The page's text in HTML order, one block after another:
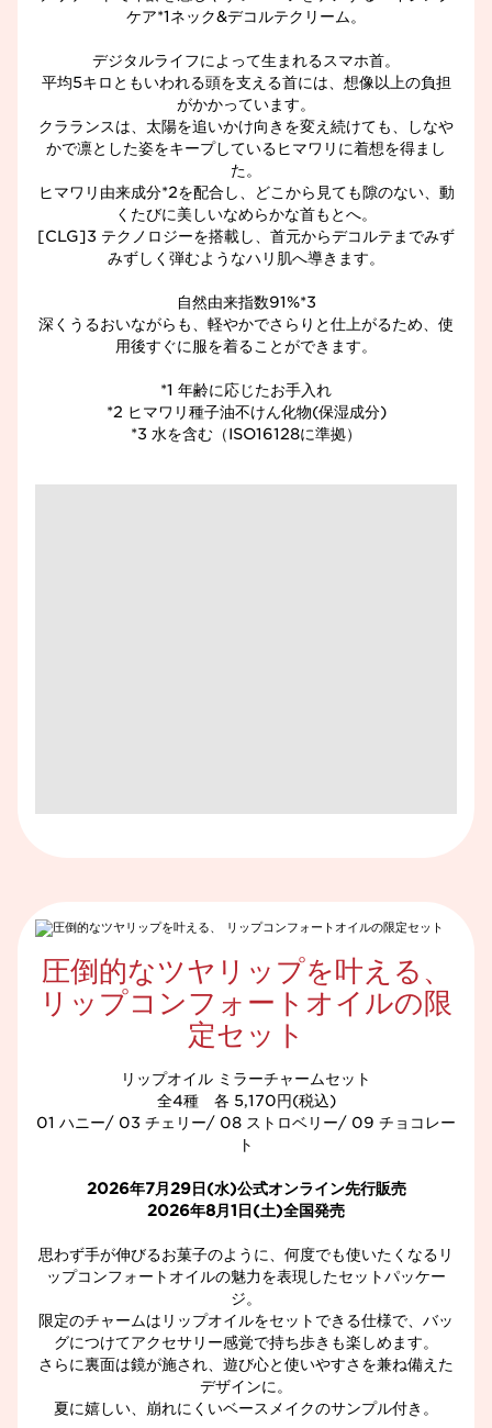
ケア*1ネック&デコルテクリーム。
デジタルライフによって生まれるスマホ首。
平均5キロともいわれる頭を支える首には、想像以上の負担
がかかっています。
クラランスは、太陽を追いかけ向きを変え続けても、しなや
かで凛とした姿をキープしているヒマワリに着想を得まし
た。
ヒマワリ由来成分*2を配合し、どこから見ても隙のない、動
くたびに美しいなめらかな首もとへ。
[CLG]3 テクノロジーを搭載し、首元からデコルテまでみず
みずしく弾むようなハリ肌へ導きます。
自然由来指数91%*3
深くうるおいながらも、軽やかでさらりと仕上がるため、使
用後すぐに服を着ることができます。
*1 年齢に応じたお手入れ
*2 ヒマワリ種子油不けん化物(保湿成分)
*3 水を含む（ISO16128に準拠）
圧倒的なツヤリップを叶える、
リップコンフォートオイルの限
定セット
リップオイル ミラーチャームセット
全4種 各 5,170円(税込)
01 ハニー/ 03 チェリー/ 08 ストロベリー/ 09 チョコレー
ト
2026年7月29日(水)公式オンライン先行販売
2026年8月1日(土)全国発売​
思わず手が伸びるお菓子のように、何度でも使いたくなるリ
ップコンフォートオイルの魅力を表現したセットパッケー
ジ。
限定のチャームはリップオイルをセットできる仕様で、バッ
グにつけてアクセサリー感覚で持ち歩きも楽しめます。
さらに裏面は鏡が施され、遊び心と使いやすさを兼ね備えた
デザインに。
夏に嬉しい、崩れにくいベースメイクのサンプル付き。